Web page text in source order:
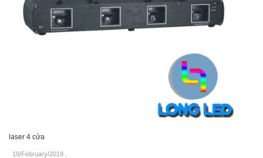
laser 4 cửa
19/February/2019